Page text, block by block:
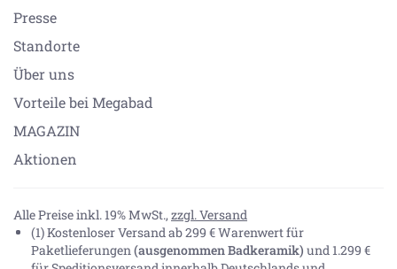
Presse
Standorte
Über uns
Vorteile bei Megabad
MAGAZIN
Aktionen
Alle Preise inkl. 19% MwSt., zzgl. Versand
(1) Kostenloser Versand ab 299 € Warenwert für
Paketlieferungen(ausgenommen Badkeramik) und 1.299 €